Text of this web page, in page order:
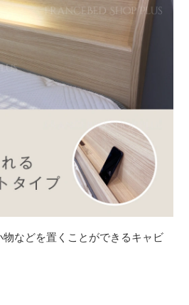
などを置くことができるキャビ